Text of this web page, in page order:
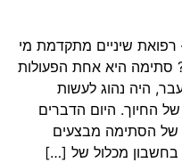
שיניים מתקדמת מי
סתימה היא אחת הפעולות
היה נהוג לעשות
החיוך. היום הדברים
הסתימה מבצעים
בחשבון מכלול של […]